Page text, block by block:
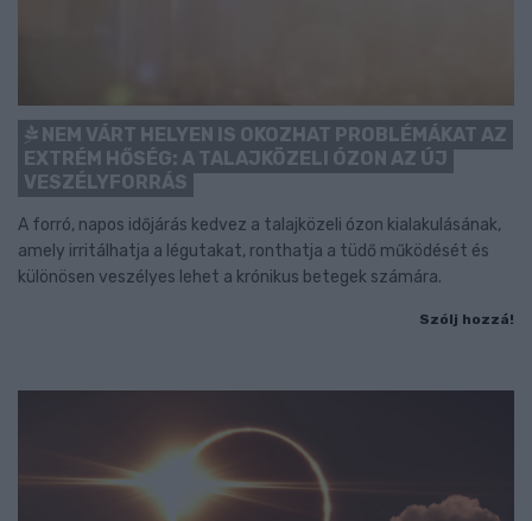
NEM VÁRT HELYEN IS OKOZHAT PROBLÉMÁKAT AZ
EXTRÉM HŐSÉG: A TALAJKÖZELI ÓZON AZ ÚJ
VESZÉLYFORRÁS
A forró, napos időjárás kedvez a talajközeli ózon kialakulásának,
amely irritálhatja a légutakat, ronthatja a tüdő működését és
különösen veszélyes lehet a krónikus betegek számára.
Szólj hozzá!